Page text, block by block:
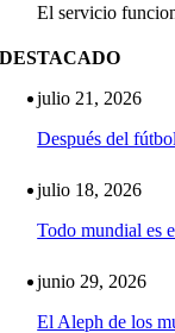
El servicio
DESTACADO
julio 21, 2026
Después del
julio 18, 2026
Todo mundial es
junio 29, 2026
El Aleph de los